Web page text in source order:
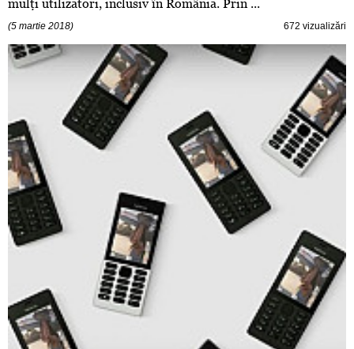
mulţi utilizatori, inclusiv în România. Prin ...
(5 martie 2018) 672 vizualizări